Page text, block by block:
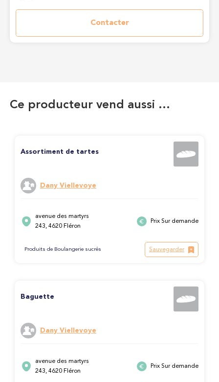
Contacter
Ce producteur vend aussi …
Assortiment de tartes
Dany Viellevoye
avenue des martyrs
243, 4620 Fléron
Prix Sur demande
Produits de Boulangerie sucrés Sauvegarder
Baguette
Dany Viellevoye
avenue des martyrs
243, 4620 Fléron
Prix Sur demande